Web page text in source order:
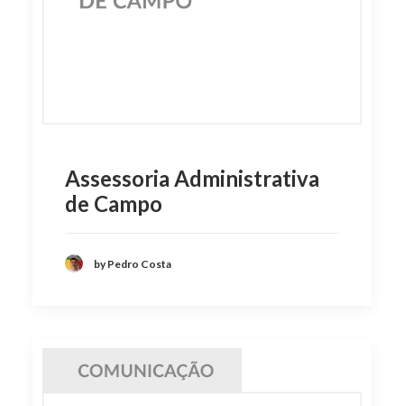
Assessoria Administrativa
de Campo
by Pedro Costa